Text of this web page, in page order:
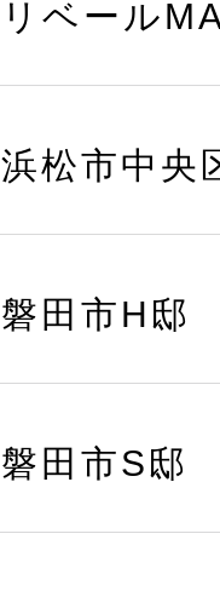
リベール
浜松市中央
磐田市H邸
磐田市S邸